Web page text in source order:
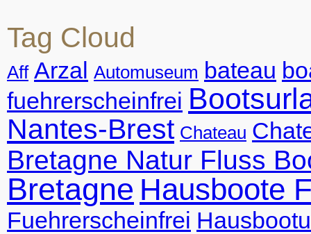
Tag Cloud
Aff Arzal Automuseum bateau
fuehrerscheinfrei
Nantes-Brest Chateau
Bretagne Natur Fluss
Bretagne Hausboote
Fuehrerscheinfrei